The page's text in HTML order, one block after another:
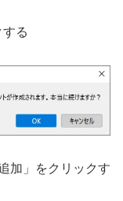
る
加」をクリックす